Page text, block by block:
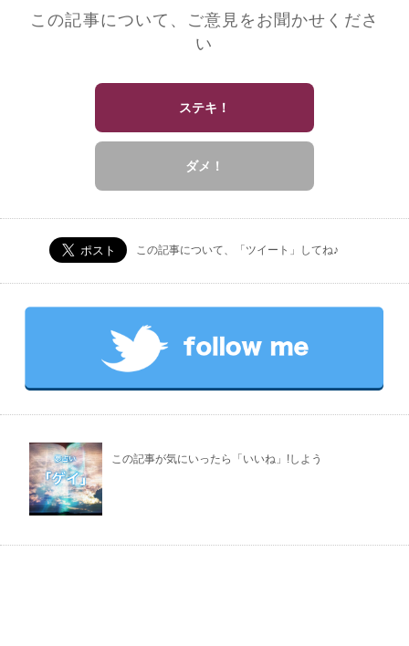
この記事について、ご意見をお聞かせくださ
い
ステキ！
ダメ！
この記事について、「ツイート」してね♪
この記事が気にいったら「いいね」!しよう